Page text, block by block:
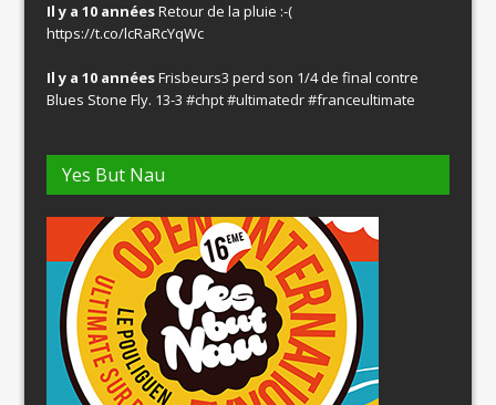
Il y a 10 annéesRetour de la pluie :-(
https://t.co/lcRaRcYqWc
Il y a 10 annéesFrisbeurs3 perd son 1/4 de final contre
Blues Stone Fly. 13-3#chpt#ultimatedr#franceultimate
Yes But Nau